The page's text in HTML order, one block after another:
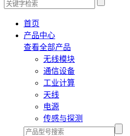
首页
产品中心
查看全部产品
无线模块
通信设备
工业计算
天线
电源
传感与探测